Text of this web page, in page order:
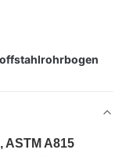
A815